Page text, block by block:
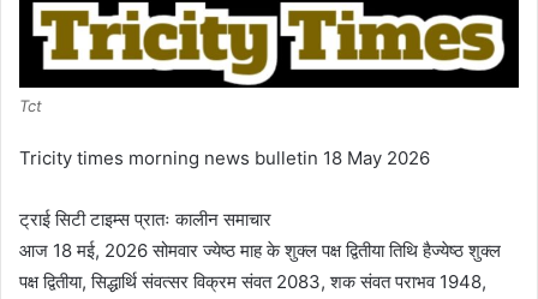
Tct
Tricity times morning news bulletin 18 May 2026
ट्राई सिटी टाइम्स प्रातः कालीन समाचार
आज 18 मई, 2026 सोमवार ज्येष्ठ माह के शुक्ल पक्ष द्वितीया तिथि हैज्येष्ठ शुक्ल
पक्ष द्वितीया, सिद्धार्थि संवत्सर विक्रम संवत 2083, शक संवत पराभव 1948,